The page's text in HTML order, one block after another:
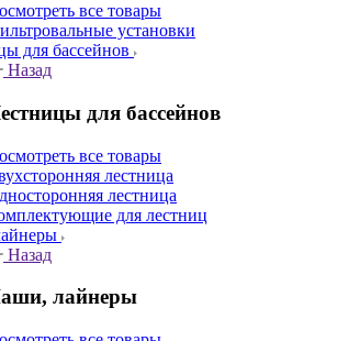
все товары
установки
для бассейнов
Назад
для бассейнов
все товары
лестница
лестница
для лестниц
Назад
лайнеры